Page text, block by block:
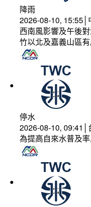
降雨
2026-08-10, 15:55│
西南風影響及午後
竹以北及嘉義山區
停水
2026-08-10, 09:41│
為提高自來水普及